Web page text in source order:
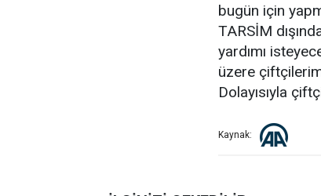
bugün için
TARSİM
yardımı
üzere
Dolayısıyla
Kaynak: